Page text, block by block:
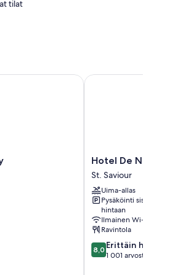
tilat
kylpytakit sekä ilmainen
Hotel
De
Normandie
St.
Saviour
Hotel De Normandie
St. Saviour
Uima-allas
Pysäköinti sisältyy
hintaan
Ilmainen Wi-Fi
Ravintola
8.0
kautta
8,0 Erittäin hyvä
1 001 arvostelua
Hotel De Normandie